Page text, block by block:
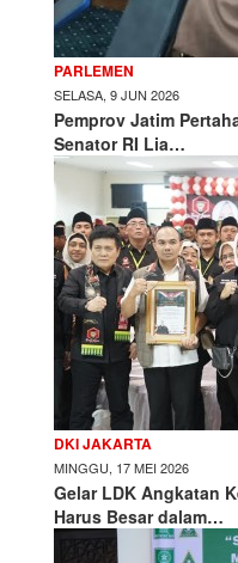
PARLEMEN
SELASA, 9 JUN 2026
Pemprov Jatim
Senator RI Lia…
DKI JAKARTA
MINGGU, 17 MEI 2026
Gelar LDK Angkatan
Harus Besar dalam…